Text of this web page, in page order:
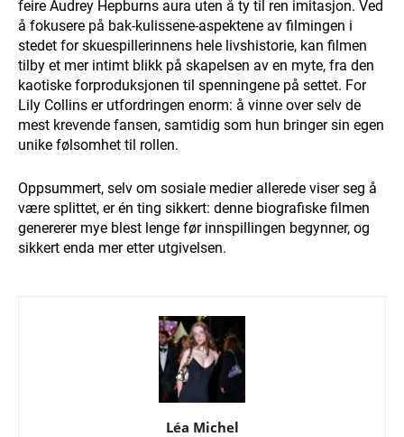
feire Audrey Hepburns aura uten å ty til ren imitasjon. Ved
å fokusere på bak-kulissene-aspektene av filmingen i
stedet for skuespillerinnens hele livshistorie, kan filmen
tilby et mer intimt blikk på skapelsen av en myte, fra den
kaotiske forproduksjonen til spenningene på settet. For
Lily Collins er utfordringen enorm: å vinne over selv de
mest krevende fansen, samtidig som hun bringer sin egen
unike følsomhet til rollen.
Oppsummert, selv om sosiale medier allerede viser seg å
være splittet, er én ting sikkert: denne biografiske filmen
genererer mye blest lenge før innspillingen begynner, og
sikkert enda mer etter utgivelsen.
Léa Michel